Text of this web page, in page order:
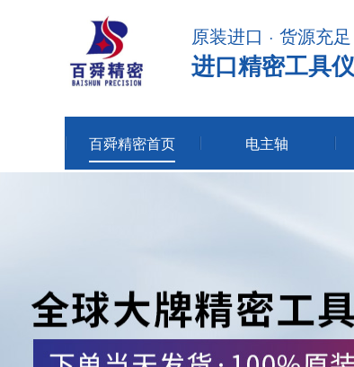
原装进口 · 货源充
进口精密工具
百舜精密首页 电主轴